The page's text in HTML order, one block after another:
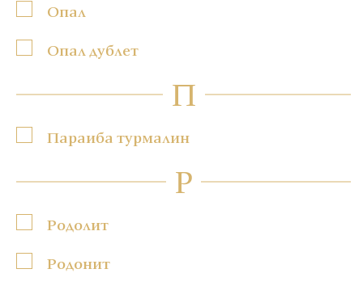
Опал
Опал дублет
П
Параиба турмалин
Р
Родолит
Родонит